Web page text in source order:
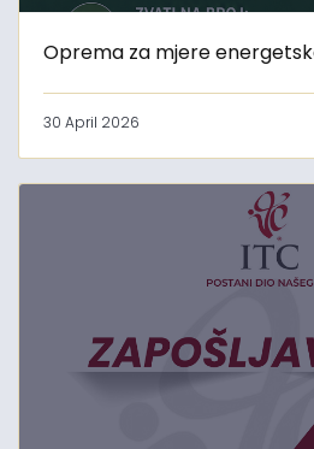
Oprema za mjere
30 April 2026